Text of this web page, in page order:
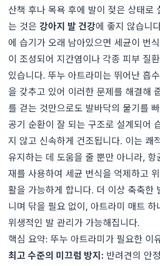
산책 후나 목욕 후에 발이 젖은 상태로
는 것은 강아지 발 건강에 좋지 않습니
에 습기가 오래 남아있으면 세균이 번
이 조성되어 지간염이나 각종 피부 질
있습니다. 뚜누 아트라미는 뛰어난 흡
을 갖추고 있어 이러한 문제를 해결해
를 걷는 것만으로도 발바닥의 물기를
공기 순환이 잘 되는 구조로 설계되어
지 않고 신속하게 건조됩니다. 이는 쾌
유지하는 데 도움을 줄 뿐만 아니라, 항
재를 사용하여 세균 번식을 억제하고
활을 가능하게 합니다. 더 이상 축축한
니며 닦을 필요 없이, 아트라미 매트 하
위생적인 발 관리가 가능해집니다.
핵심 요약: 뚜누 아트라미가 필요한 이
최고 수준의 미끄럼 방지: 반려견의 안